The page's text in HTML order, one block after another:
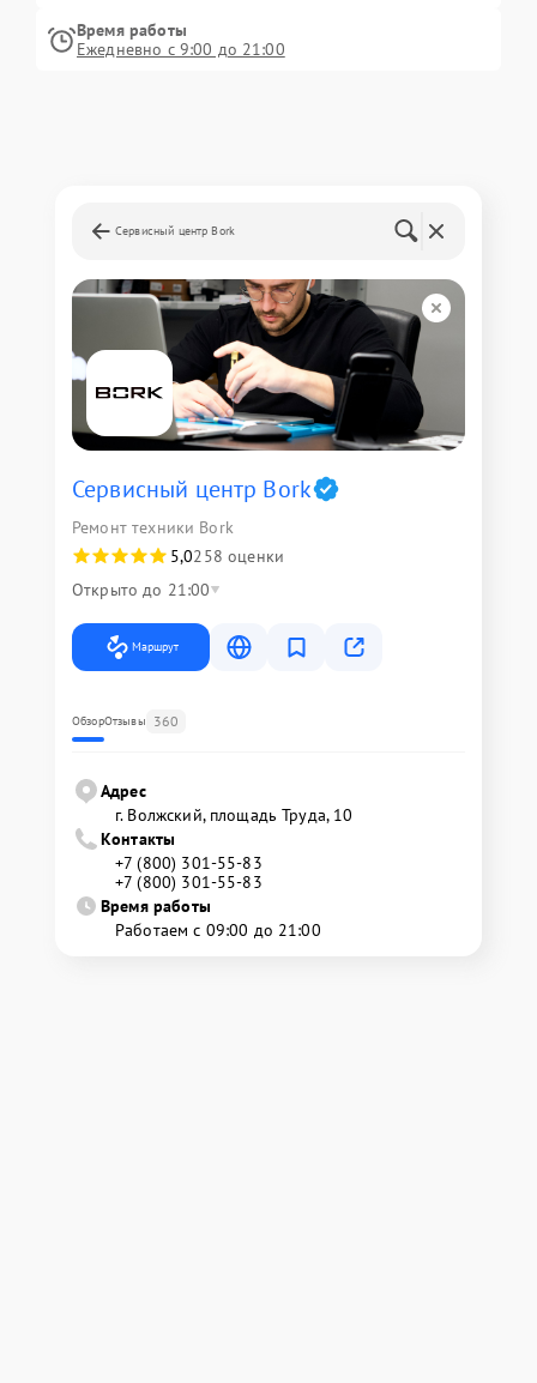
Время работы
Ежедневно с 9:00 до 21:00
Сервисный центр Bork
Сервисный центр Bork
Ремонт техники Bork
5,0258 оценки
Открыто до 21:00
Маршрут
ОбзорОтзывы 360
Адрес
г. Волжский, площадь Труда, 10
Контакты
+7 (800) 301-55-83
+7 (800) 301-55-83
Время работы
Работаем с 09:00 до 21:00